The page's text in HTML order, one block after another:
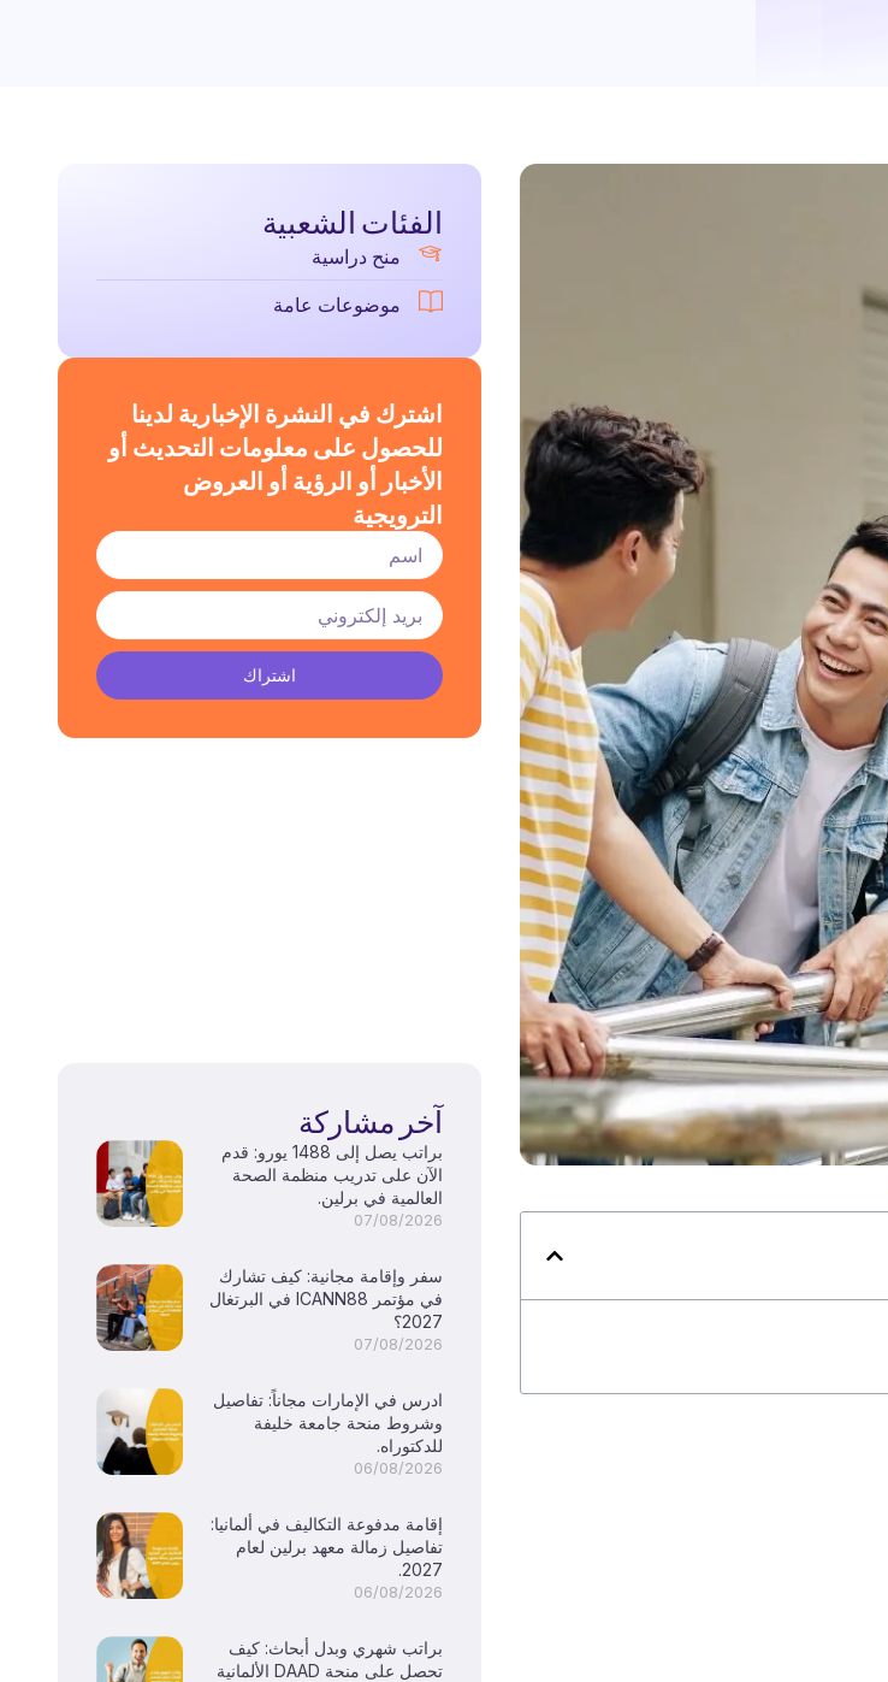
الفئات الشعبية
منح دراسية
موضوعات عامة
اشترك في النشرة الإخبارية لدينا
للحصول على معلومات التحديث أو
الأخبار أو الرؤية أو العروض
الترويجية
اشتراك
آخر مشاركة
براتب يصل إلى 1488 يورو: قدم
الآن على تدريب منظمة الصحة
العالمية في برلين.
07/08/2026
سفر وإقامة مجانية: كيف تشارك
في مؤتمر ICANN88 في البرتغال
2027؟
07/08/2026
ادرس في الإمارات مجاناً: تفاصيل
وشروط منحة جامعة خليفة
للدكتوراه.
06/08/2026
إقامة مدفوعة التكاليف في ألمانيا:
تفاصيل زمالة معهد برلين لعام
2027.
06/08/2026
براتب شهري وبدل أبحاث: كيف
تحصل على منحة DAAD الألمانية